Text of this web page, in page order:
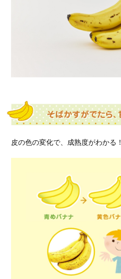
皮の色の変化で、成熟度がわかる！